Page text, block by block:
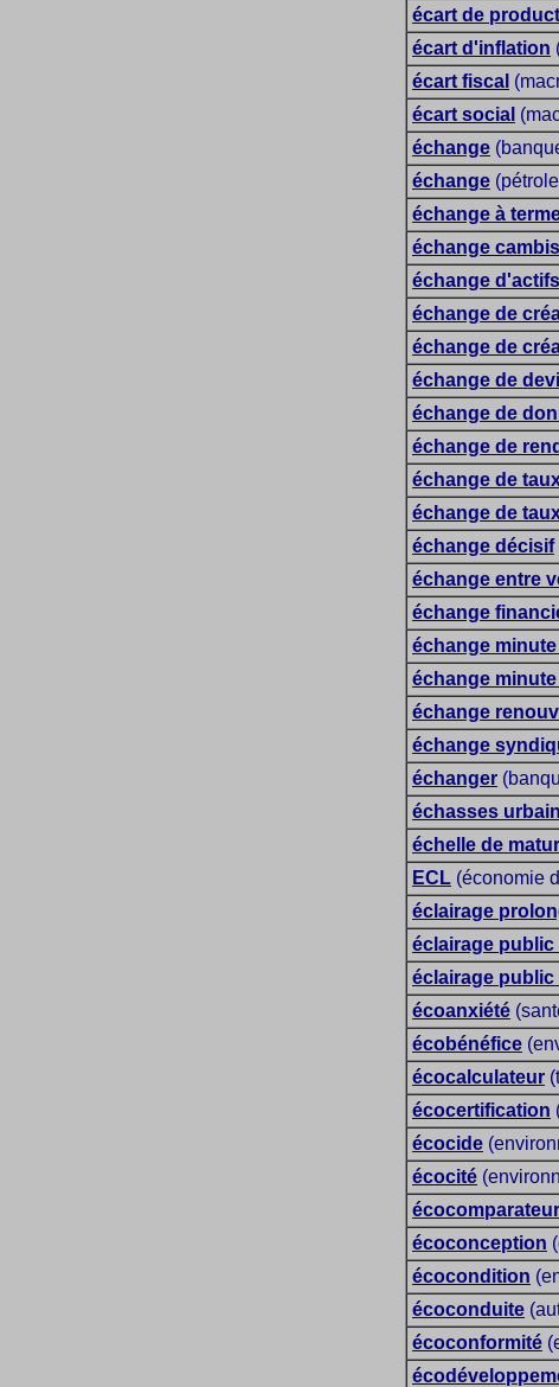
écart de
écart d'inflation
écart fiscal
écart social
échange
échange
échange à
échange
échange d'actifs
échange de
échange de
échange de
échange de
échange de
échange de
échange de
échange décisif
échange entre
échange
échange
échange
échange
échange
échanger
échasses
échelle de
ECL (économie
éclairage
éclairage
éclairage
écoanxiété
écobénéfice
écocalculateur
écocertification
écocide
écocité
écoconception
écocondition
écoconduite
écoconformité